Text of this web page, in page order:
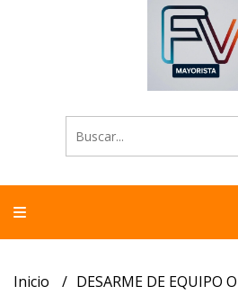
Inicio
DESARME DE EQUIPO